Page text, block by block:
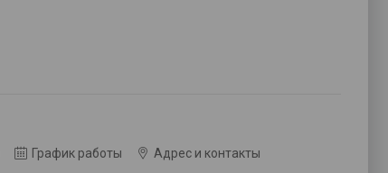
График работы
Адрес и контакты